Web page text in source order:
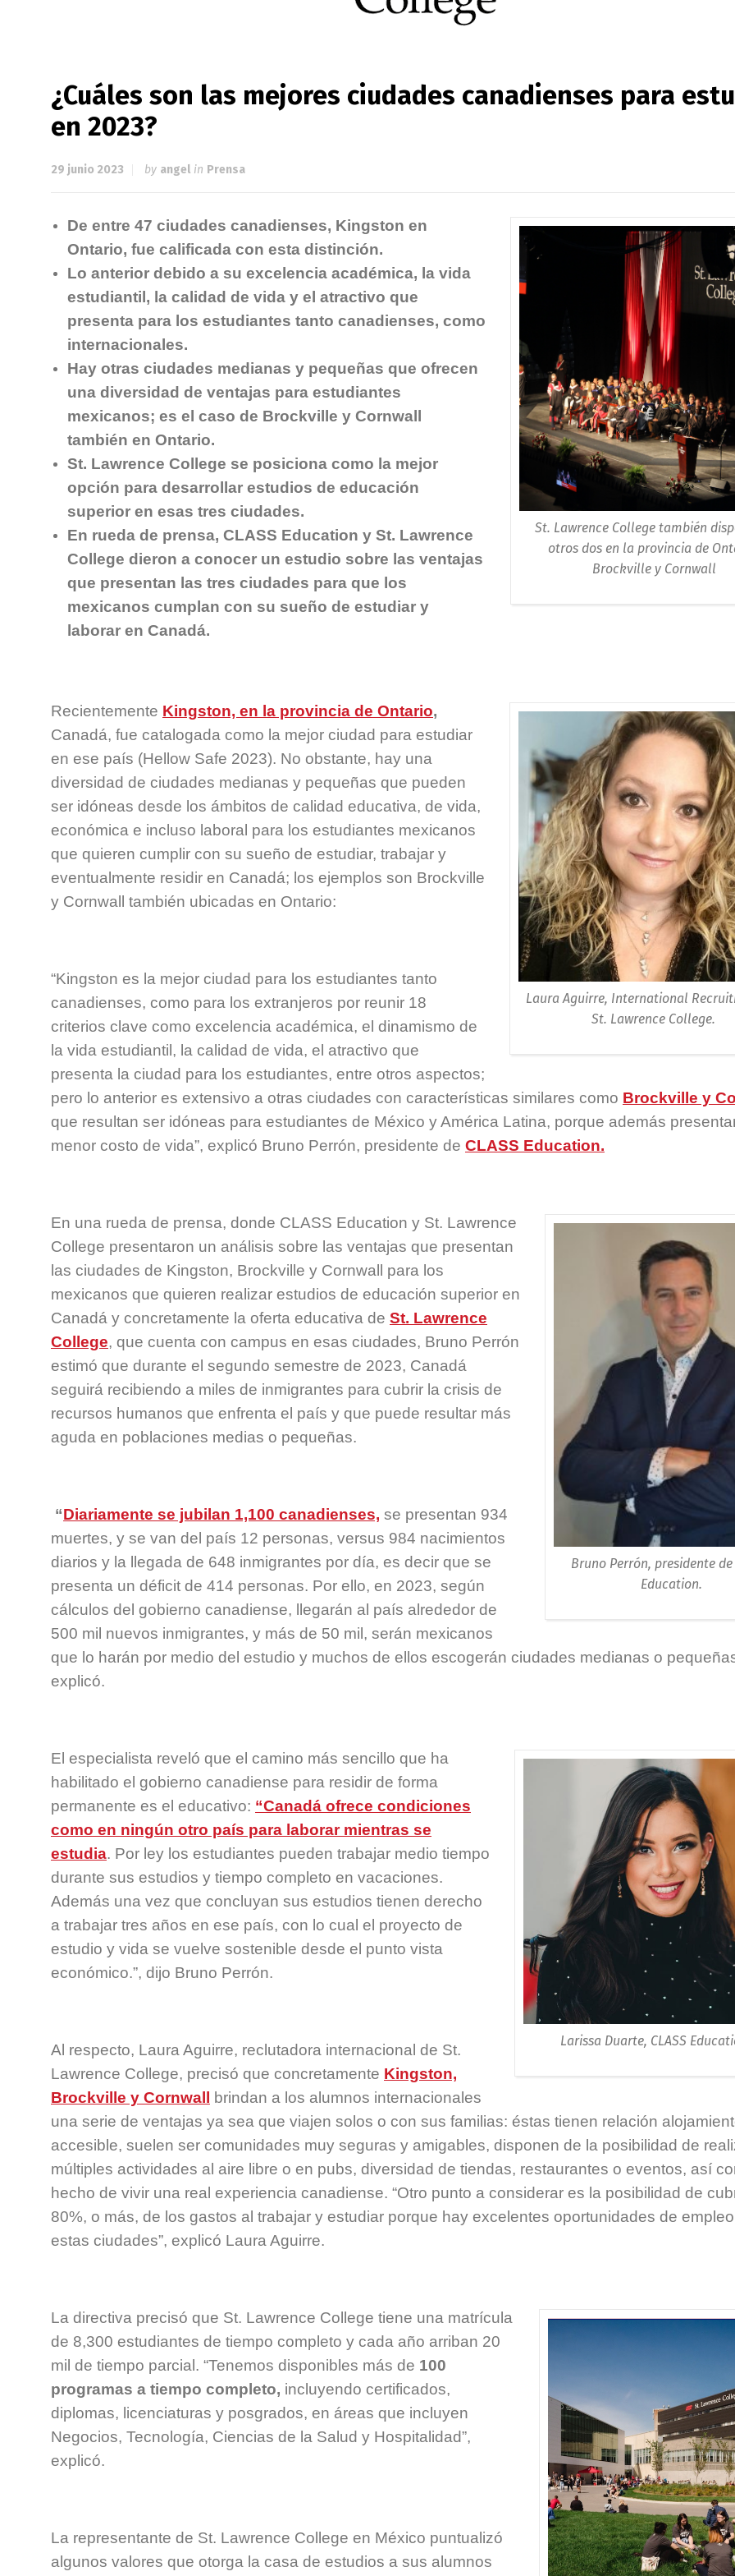
¿Cuáles son las mejores ciudades canadienses para
en 2023?
29 junio 2023 by angel in Prensa
St. Lawrence College también
otros dos en la provincia de
Brockville y Cornwall
De entre 47 ciudades canadienses, Kingston en
Ontario, fue calificada con esta distinción.
Lo anterior debido a su excelencia académica, la vida
estudiantil, la calidad de vida y el atractivo que
presenta para los estudiantes tanto canadienses, como
internacionales.
Hay otras ciudades medianas y pequeñas que ofrecen
una diversidad de ventajas para estudiantes
mexicanos; es el caso de Brockville y Cornwall
también en Ontario.
St. Lawrence College se posiciona como la mejor
opción para desarrollar estudios de educación
superior en esas tres ciudades.
En rueda de prensa, CLASS Education y St. Lawrence
College dieron a conocer un estudio sobre las ventajas
que presentan las tres ciudades para que los
mexicanos cumplan con su sueño de estudiar y
laborar en Canadá.
Laura Aguirre, International
St. Lawrence College.
Recientemente Kingston, en la provincia de Ontario,
Canadá, fue catalogada como la mejor ciudad para estudiar
en ese país (Hellow Safe 2023). No obstante, hay una
diversidad de ciudades medianas y pequeñas que pueden
ser idóneas desde los ámbitos de calidad educativa, de vida,
económica e incluso laboral para los estudiantes mexicanos
que quieren cumplir con su sueño de estudiar, trabajar y
eventualmente residir en Canadá; los ejemplos son Brockville
y Cornwall también ubicadas en Ontario:
“Kingston es la mejor ciudad para los estudiantes tanto
canadienses, como para los extranjeros por reunir 18
criterios clave como excelencia académica, el dinamismo de
la vida estudiantil, la calidad de vida, el atractivo que
presenta la ciudad para los estudiantes, entre otros aspectos;
pero lo anterior es extensivo a otras ciudades con características similares como Brockville y
que resultan ser idóneas para estudiantes de México y América Latina, porque además
menor costo de vida”, explicó Bruno Perrón, presidente de CLASS Education.
Bruno Perrón, presidente de
Education.
En una rueda de prensa, donde CLASS Education y St. Lawrence
College presentaron un análisis sobre las ventajas que presentan
las ciudades de Kingston, Brockville y Cornwall para los
mexicanos que quieren realizar estudios de educación superior en
Canadá y concretamente la oferta educativa de St. Lawrence
College, que cuenta con campus en esas ciudades, Bruno Perrón
estimó que durante el segundo semestre de 2023, Canadá
seguirá recibiendo a miles de inmigrantes para cubrir la crisis de
recursos humanos que enfrenta el país y que puede resultar más
aguda en poblaciones medias o pequeñas.
“Diariamente se jubilan 1,100 canadienses, se presentan 934
muertes, y se van del país 12 personas, versus 984 nacimientos
diarios y la llegada de 648 inmigrantes por día, es decir que se
presenta un déficit de 414 personas. Por ello, en 2023, según
cálculos del gobierno canadiense, llegarán al país alrededor de
500 mil nuevos inmigrantes, y más de 50 mil, serán mexicanos
que lo harán por medio del estudio y muchos de ellos escogerán ciudades medianas o
explicó.
Larissa Duarte, CLASS
El especialista reveló que el camino más sencillo que ha
habilitado el gobierno canadiense para residir de forma
permanente es el educativo: “Canadá ofrece condiciones
como en ningún otro país para laborar mientras se
estudia. Por ley los estudiantes pueden trabajar medio tiempo
durante sus estudios y tiempo completo en vacaciones.
Además una vez que concluyan sus estudios tienen derecho
a trabajar tres años en ese país, con lo cual el proyecto de
estudio y vida se vuelve sostenible desde el punto vista
económico.”, dijo Bruno Perrón.
Al respecto, Laura Aguirre, reclutadora internacional de St.
Lawrence College, precisó que concretamente Kingston,
Brockville y Cornwall
brindan a los alumnos internacionales
una serie de ventajas ya sea que viajen solos o con sus familias: éstas tienen relación
accesible, suelen ser comunidades muy seguras y amigables, disponen de la posibilidad de
múltiples actividades al aire libre o en pubs, diversidad de tiendas, restaurantes o eventos, así
hecho de vivir una real experiencia canadiense. “Otro punto a considerar es la posibilidad de
80%, o más, de los gastos al trabajar y estudiar porque hay excelentes oportunidades de
estas ciudades”, explicó Laura Aguirre.
La directiva precisó que St. Lawrence College tiene una matrícula
de 8,300 estudiantes de tiempo completo y cada año arriban 20
mil de tiempo parcial. “Tenemos disponibles más de 100
programas a tiempo completo, incluyendo certificados,
diplomas, licenciaturas y posgrados, en áreas que incluyen
Negocios, Tecnología, Ciencias de la Salud y Hospitalidad”,
explicó.
La representante de St. Lawrence College en México puntualizó
algunos valores que otorga la casa de estudios a sus alumnos